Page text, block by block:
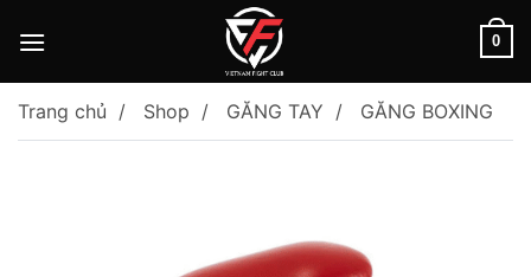
0
Trang chủ Shop GĂNG TAY GĂNG BOXING